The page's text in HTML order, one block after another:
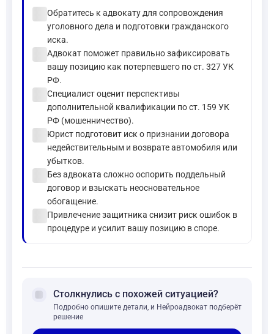
Обратитесь к адвокату для сопровождения
уголовного дела и подготовки гражданского
иска.
Адвокат поможет правильно зафиксировать
вашу позицию как потерпевшего по ст. 327 УК
РФ.
Специалист оценит перспективы
дополнительной квалификации по ст. 159 УК
РФ (мошенничество).
Юрист подготовит иск о признании договора
недействительным и возврате автомобиля или
убытков.
Без адвоката сложно оспорить поддельный
договор и взыскать неосновательное
обогащение.
Привлечение защитника снизит риск ошибок в
процедуре и усилит вашу позицию в споре.
forum Столкнулись с похожей ситуацией?
Подробно опишите детали, и Нейроадвокат подберёт
решение